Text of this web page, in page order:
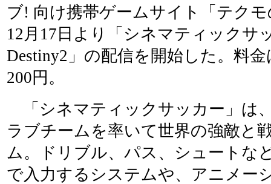
ブ! 向け携帯ゲームサイト「テク
12月17日より「シネマティックサ
Destiny2」の配信を開始した。料
200円。
「シネマティックサッカー」は
ラブチームを率いて世界の強敵と
ム。ドリブル、パス、シュートな
で入力するシステムや、アニメー